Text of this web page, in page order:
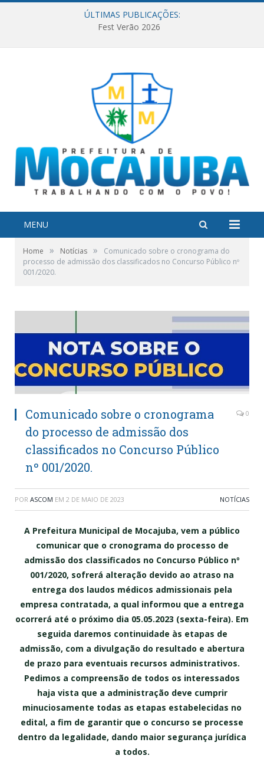
ÚLTIMAS PUBLICAÇÕES:
Fest Verão 2026
MENU
Home » Notícias »
Comunicado sobre o cronograma do
processo de admissão dos classificados no Concurso Público nº
001/2020.
Comunicado sobre o cronograma
do processo de admissão dos
classificados no Concurso Público
nº 001/2020.
0
POR ASCOM EM 2 DE MAIO DE 2023 NOTÍCIAS
A Prefeitura Municipal de Mocajuba, vem a público
comunicar que o cronograma do processo de
admissão dos classificados no Concurso Público nº
001/2020, sofrerá alteração devido ao atraso na
entrega dos laudos médicos admissionais pela
empresa contratada, a qual informou que a entrega
ocorrerá até o próximo dia 05.05.2023 (sexta-feira). Em
seguida daremos continuidade às etapas de
admissão, com a divulgação do resultado e abertura
de prazo para eventuais recursos administrativos.
Pedimos a compreensão de todos os interessados
haja vista que a administração deve cumprir
minuciosamente todas as etapas estabelecidas no
edital, a fim de garantir que o concurso se processe
dentro da legalidade, dando maior segurança jurídica
a todos.